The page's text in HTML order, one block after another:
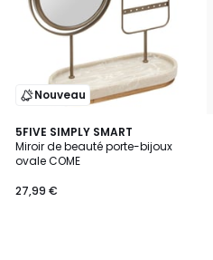
Nouveau
5FIVE SIMPLY SMART
Miroir de beauté porte-bijoux
ovale COME
27,99 €